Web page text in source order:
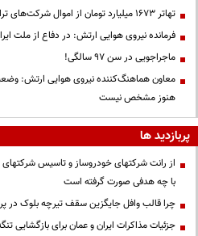
تهاتر ۱۶۷۳ میلیارد تومان از اموال شرکت‌های تراستی
فرمانده نیروی هوایی ارتش: در دفاع از ملت
ماجراجویی در سن ۹۷ سالگی!
معاون هماهنگ‌کننده نیروی هوایی ارتش:
هنوز مشخص نیست
پربازدید ها
از رانت‌ شرکتهای خودروساز و تاسیس شرکتهای
با چه هدفی صورت گرفته است
چرا قالب وافل جایگزین سقف تیرچه بلوک در
جزئیات مذاکرات ایران و عمان برای بازگشایی